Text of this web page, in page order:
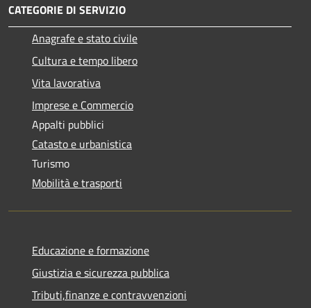
CATEGORIE DI SERVIZIO
Anagrafe e stato civile
Cultura e tempo libero
Vita lavorativa
Imprese e Commercio
Appalti pubblici
Catasto e urbanistica
Turismo
Mobilità e trasporti
Educazione e formazione
Giustizia e sicurezza pubblica
Tributi,finanze e contravvenzioni